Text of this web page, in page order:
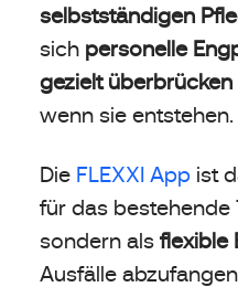
selbstständigen
sich personelle
gezielt überbrücken
wenn sie entstehen.
Die FLEXXI App ist
für das bestehende
sondern als flexible
Ausfälle